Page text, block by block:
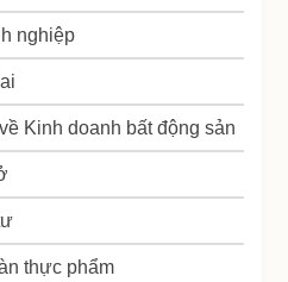
nghiệp
Kinh doanh bất động sản
thực phẩm